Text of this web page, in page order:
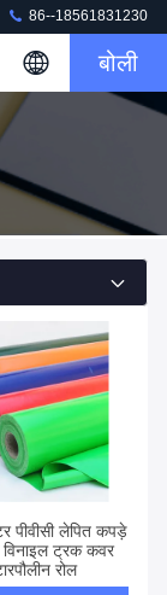
86--18561831230
बोली
पीवीसी लेपित कपड़े
विनाइल ट्रक कवर
रोल